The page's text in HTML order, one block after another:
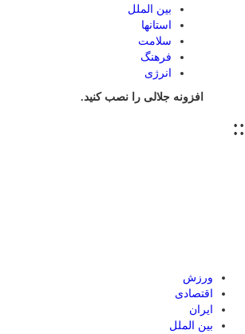
بین الملل
استانها
سلامت
فرهنگ
انرژی
افزونه جلالی را نصب کنید.
::
ورزش
اقتصادی
ایران
بین الملل